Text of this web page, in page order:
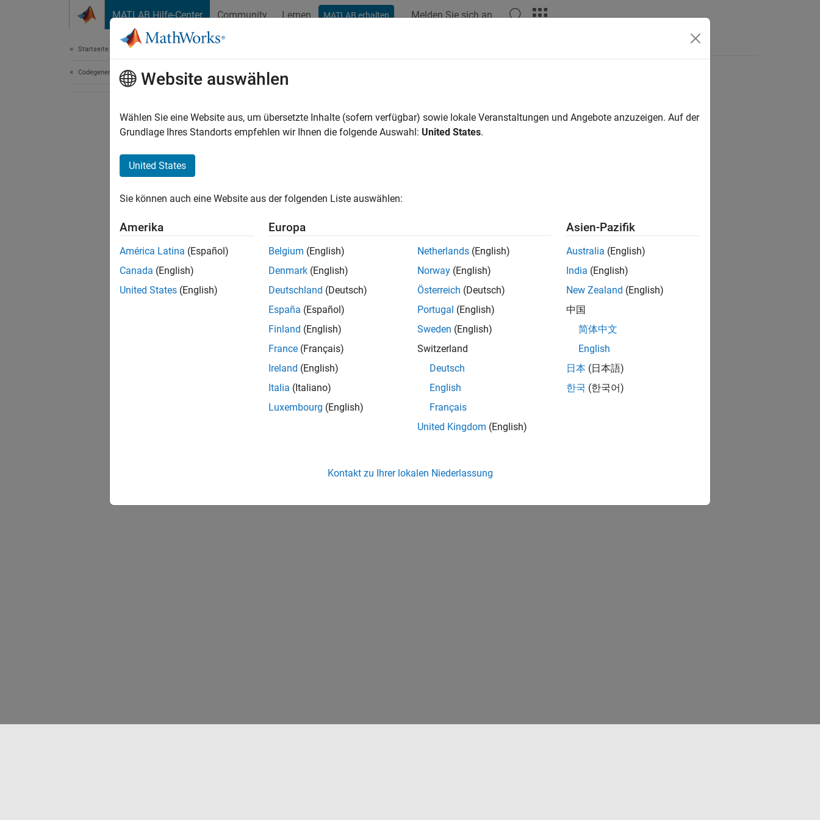
MATLAB Hilfe-Center Community Lernen MATLAB erhalten Melden Sie sich an
Startseite der Dokumentation
Codegenerierung
Antworten
How useful was this information?
Website auswählen
Wählen Sie eine Website aus, um übersetzte Inhalte (sofern verfügbar) sowie lokale Veranstaltungen und Angebote anzuzeigen. Auf der
Grundlage Ihres Standorts empfehlen wir Ihnen die folgende Auswahl: United States.
United States
Sie können auch eine Website aus der folgenden Liste auswählen:
Amerika
América Latina (Español)
Canada (English)
United States (English)
Europa
Belgium (English)
Denmark (English)
Deutschland (Deutsch)
España (Español)
Finland (English)
France (Français)
Ireland (English)
Italia (Italiano)
Luxembourg (English)
Netherlands (English)
Norway (English)
Österreich (Deutsch)
Portugal (English)
Sweden (English)
Switzerland
Deutsch
English
Français
United Kingdom (English)
Asien-Pazifik
Australia (English)
India (English)
New Zealand (English)
中国
简体中文
English
日本 (日本語)
한국 (한국어)
Kontakt zu Ihrer lokalen Niederlassung